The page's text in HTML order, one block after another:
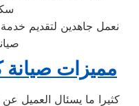
مميزات صيانة